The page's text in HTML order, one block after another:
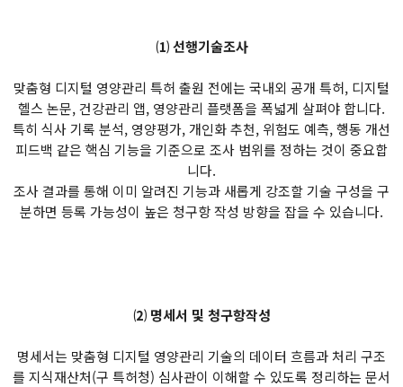
⑴ 선행기술조사
맞춤형 디지털 영양관리 특허 출원 전에는 국내외 공개 특허, 디지털
헬스 논문, 건강관리 앱, 영양관리 플랫폼을 폭넓게 살펴야 합니다.
특히 식사 기록 분석, 영양평가, 개인화 추천, 위험도 예측, 행동 개선
피드백 같은 핵심 기능을 기준으로 조사 범위를 정하는 것이 중요합
니다.
조사 결과를 통해 이미 알려진 기능과 새롭게 강조할 기술 구성을 구
분하면 등록 가능성이 높은 청구항 작성 방향을 잡을 수 있습니다.
⑵ 명세서 및 청구항작성
명세서는 맞춤형 디지털 영양관리 기술의 데이터 흐름과 처리 구조
를 지식재산처(구 특허청) 심사관이 이해할 수 있도록 정리하는 문서